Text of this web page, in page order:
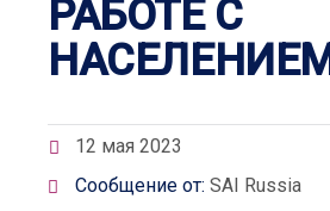
РАБОТЕ С
НАСЕЛЕНИЕМ
12 мая 2023
Сообщение от: SAI Russia